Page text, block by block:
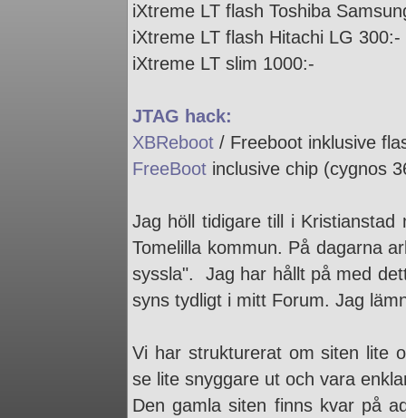
iXtreme LT flash Toshiba
iXtreme LT flash Hitachi LG 300:-
iXtreme LT slim 1000:-
JTAG hack:
XBReboot / Freeboot inklusive
FreeBoot inclusive chip (cygnos
Jag höll tidigare till i
Tomelilla kommun. På dagarna
syssla". Jag har hållt på med
syns tydligt i mitt Forum. Jag
Vi har strukturerat om siten lite
se lite snyggare ut och vara
Den gamla siten finns kvar på